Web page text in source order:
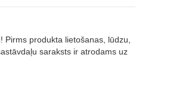
produkta lietošanas, lūdzu,
saraksts ir atrodams uz